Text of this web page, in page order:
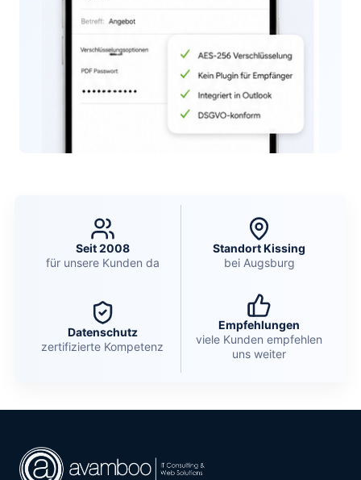
Seit 2008
für unsere Kunden da
Standort Kissing
bei Augsburg
Datenschutz
zertifizierte Kompetenz
Empfehlungen
viele Kunden empfehlen
uns weiter